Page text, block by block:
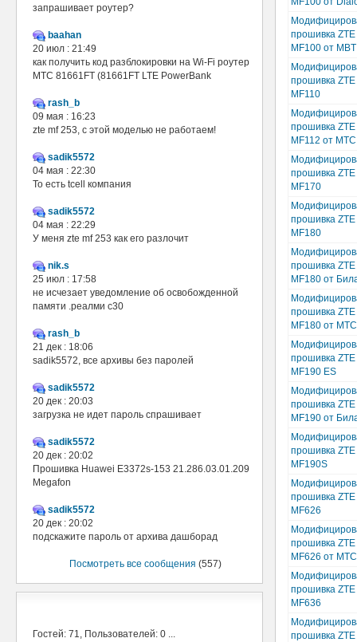
запрашивает роутер?
baahan
20 июл : 21:49
как получить код разблокировки на Wi-Fi роутер
МТС 81661FT (81661FT LTE PowerBank
rash_b
09 мая : 16:23
zte mf 253, с этой моделью не работаем!
sadik5572
04 мая : 22:30
То есть tcell компания
sadik5572
04 мая : 22:29
У меня zte mf 253 как его разлочит
nik.s
25 июл : 17:58
не исчезает уведомление об освобожденной
памяти .реалми с30
rash_b
21 дек : 18:06
sadik5572, все архивы без паролей
sadik5572
20 дек : 20:03
загрузка не идет пароль спрашивает
sadik5572
20 дек : 20:02
Прошивка Huawei E3372s-153 21.286.03.01.209
Megafon
sadik5572
20 дек : 20:02
подскажите пароль от архива дашборад
Посмотреть все сообщения (557)
Гостей: 71, Пользователей: 0 ...
прошивка ZTE
MF100 от MBT
прошивка ZTE
MF110
прошивка ZTE
MF112 от МТС
прошивка ZTE
MF170
прошивка ZTE
MF180
прошивка ZTE
MF180 от
прошивка ZTE
MF180 от МТС
прошивка ZTE
MF190 ES
прошивка ZTE
MF190 от
прошивка ZTE
MF190S
прошивка ZTE
MF626
прошивка ZTE
MF626 от МТС
прошивка ZTE
MF636
прошивка ZTE